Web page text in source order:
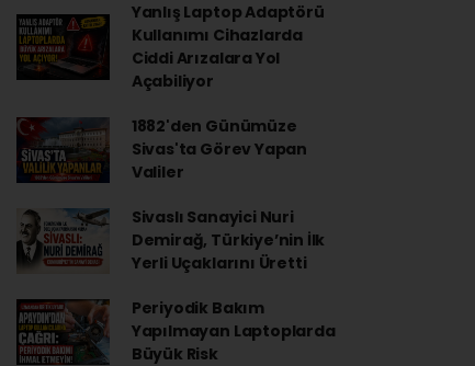
Yanlış Laptop Adaptörü
Kullanımı Cihazlarda
Ciddi Arızalara Yol
Açabiliyor
1882'den Günümüze
Sivas'ta Görev Yapan
Valiler
Sivaslı Sanayici Nuri
Demirağ, Türkiye’nin İlk
Yerli Uçaklarını Üretti
Periyodik Bakım
Yapılmayan Laptoplarda
Büyük Risk